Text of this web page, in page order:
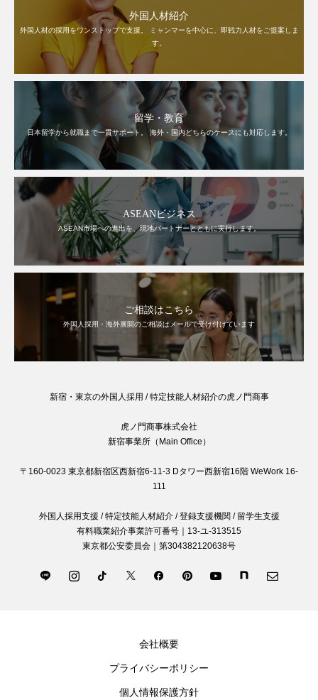
外国人材紹介
外国人材の採用をワンストップで支援。 ミャンマーを中心に、即戦力人材をご提案しま
す。
留学・教育
日本留学から就職まで一貫サポート。 海外・国内どちらのケースにも対応します。
ASEANビジネス
ASEAN市場への進出を、現地パートナーとともに実行します。
ご相談はこちら
外国人採用・海外展開のご相談はメールで受け付けています
新宿・東京の外国人採用 / 特定技能人材紹介の虎ノ門商事
虎ノ門商事株式会社
新宿事業所（Main Office）
〒160-0023 東京都新宿区西新宿6-11-3 Dタワー西新宿16階 WeWork 16-
111
外国人採用支援 / 特定技能人材紹介 / 登録支援機関 / 留学生支援
有料職業紹介事業許可番号｜13-ユ-313515
東京都公安委員会｜第304382120638号
会社概要
プライバシーポリシー
個人情報保護方針